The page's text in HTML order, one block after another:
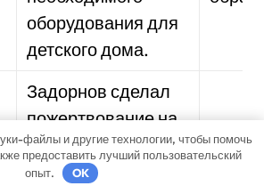
оборудования для
детского дома.
Задорнов сделал
пожертвование на
приют для
бездомных
файлы и другие технологии, чтобы помочь
предоставить лучший пользовательский
опыт.
OK